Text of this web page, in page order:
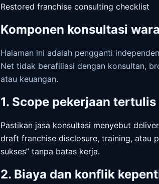
Restored franchise consulting checklist
Komponen konsultasi
Halaman ini adalah pengganti
Net tidak berafiliasi dengan konsultan,
atau keuangan.
1. Scope pekerjaan tertulis
Pastikan jasa konsultasi menyebut
draft franchise disclosure, training, atau
sukses” tanpa batas kerja.
2. Biaya dan konflik